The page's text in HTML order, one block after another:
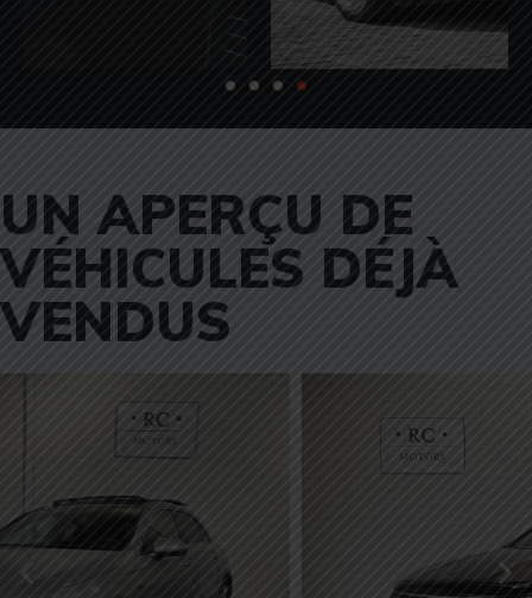
UN APERÇU DE
VÉHICULES DÉJÀ
VENDUS